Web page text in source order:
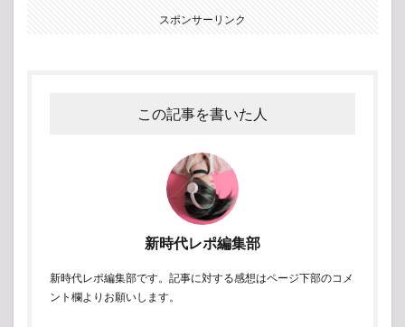
スポンサーリンク
この記事を書いた人
新時代レポ編集部
新時代レポ編集部です。記事に対する感想はページ下部のコメ
ント欄よりお願いします。